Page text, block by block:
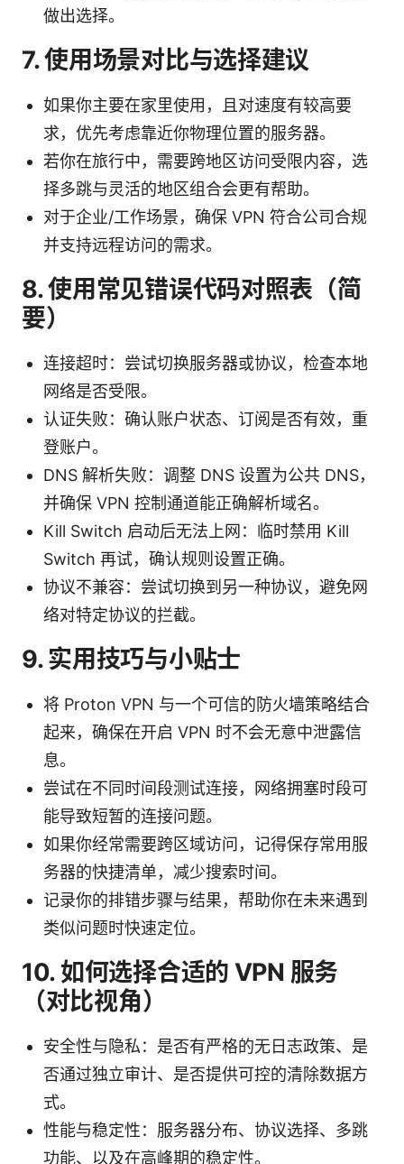
做出选择。
7. 使用场景对比与选择建议
如果你主要在家里使用，且对速度有较高要
求，优先考虑靠近你物理位置的服务器。
若你在旅行中，需要跨地区访问受限内容，选
择多跳与灵活的地区组合会更有帮助。
对于企业/工作场景，确保 VPN 符合公司合规
并支持远程访问的需求。
8. 使用常见错误代码对照表（简
要）
连接超时：尝试切换服务器或协议，检查本地
网络是否受限。
认证失败：确认账户状态、订阅是否有效，重
登账户。
DNS 解析失败：调整 DNS 设置为公共 DNS，
并确保 VPN 控制通道能正确解析域名。
Kill Switch 启动后无法上网：临时禁用 Kill
Switch 再试，确认规则设置正确。
协议不兼容：尝试切换到另一种协议，避免网
络对特定协议的拦截。
9. 实用技巧与小贴士
将 Proton VPN 与一个可信的防火墙策略结合
起来，确保在开启 VPN 时不会无意中泄露信
息。
尝试在不同时间段测试连接，网络拥塞时段可
能导致短暂的连接问题。
如果你经常需要跨区域访问，记得保存常用服
务器的快捷清单，减少搜索时间。
记录你的排错步骤与结果，帮助你在未来遇到
类似问题时快速定位。
10. 如何选择合适的 VPN 服务
（对比视角）
安全性与隐私：是否有严格的无日志政策、是
否通过独立审计、是否提供可控的清除数据方
式。
性能与稳定性：服务器分布、协议选择、多跳
功能、以及在高峰期的稳定性。